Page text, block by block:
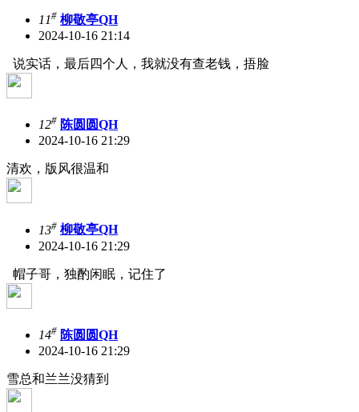
11# 柳敬亭QH
2024-10-16 21:14
说实话，最后四个人，我就没有查老钱，捂脸
12# 陈圆圆QH
2024-10-16 21:29
清欢，版风很温和
13# 柳敬亭QH
2024-10-16 21:29
帽子哥，独酌闲眠，记住了
14# 陈圆圆QH
2024-10-16 21:29
雪总和兰兰没猜到